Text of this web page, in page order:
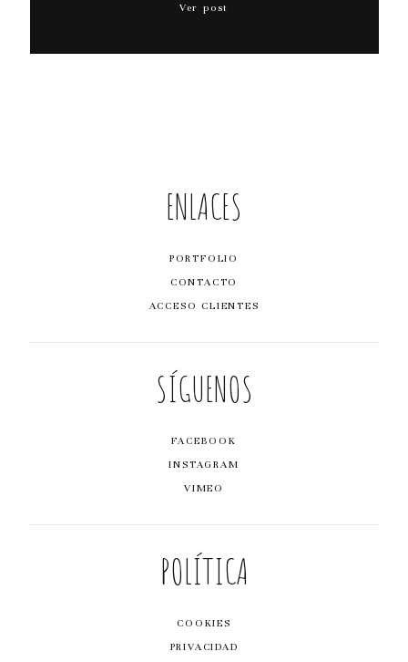
Ver post
ENLACES
PORTFOLIO
CONTACTO
ACCESO CLIENTES
SÍGUENOS
FACEBOOK
INSTAGRAM
VIMEO
POLÍTICA
COOKIES
PRIVACIDAD